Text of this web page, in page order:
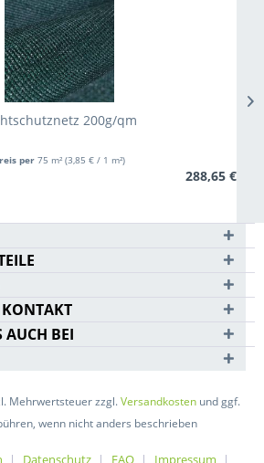
200g/qm
per 75 m² (3,85 € / 1 m²)
288,65 €
KONTAKT
AUCH BEI
Mehrwertsteuer zzgl.Versandkosten und ggf.
wenn nicht anders beschrieben
Datenschutz FAQ Impressum